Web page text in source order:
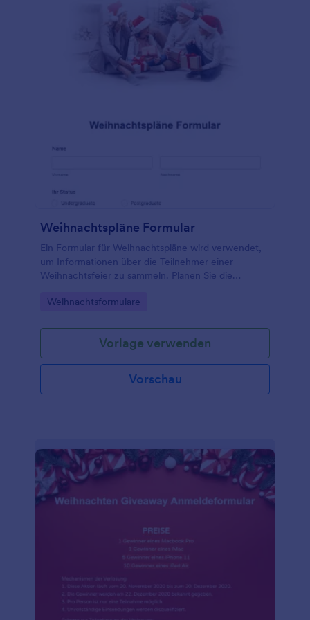
Fernsehsendungen, Büchern, Künstlern/Bands,
Schauspielern/Schauspielerinnen, Snacks,
Lebensmitteln, Getränken, Süßigkeiten und
Restaurants gefragt wird. Es gibt auch einen
Abschnitt, in dem der Empfänger seine Hobbys,
Sammlungen und Vorlieben auflisten kann.
Weihnachtspläne Formular
Ein Formular für Weihnachtspläne wird verwendet,
um Informationen über die Teilnehmer einer
Weihnachtsfeier zu sammeln. Planen Sie die
Weihnachtsplanformular! Passen Sie das Formular
fügen Sie die Einladungsliste hinzu und betten Sie
das Formular auf Ihrer Website ein oder versenden
Sie Einladungen mit einem Link, um Antworten zu
sammeln. Sie können die Antworten sogar mit
einem Klick in eine bearbeitbare Tabelle umwandeln,
Ihres Unternehmens hinzu. Sie können die
Antworten sogar privat halten, indem Sie Ihr
kostenloses Jotform Konto aufrüsten! Halten Sie die
Namen Ihrer Partygäste geheim, indem Sie ihre
Daten in einem kostenlosen Formular für
Go to Category:
Weihnachtsformulare
Vorlage verwenden
Vorschau